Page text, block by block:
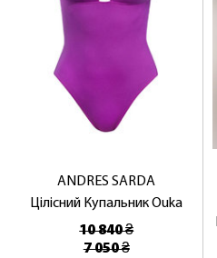
ANDRES SARDA
Цілісний Купальник Ouka
10 840 ₴
7 050 ₴